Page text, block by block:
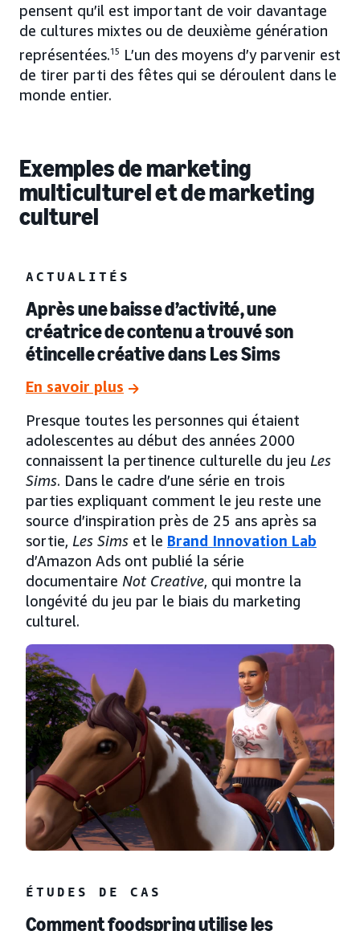
pensent qu’il est important de voir davantage
de cultures mixtes ou de deuxième génération
représentées.15
L’un des moyens d’y parvenir est
de tirer parti des fêtes qui se déroulent dans le
monde entier.
Exemples de marketing
multiculturel et de marketing
culturel
ACTUALITÉS
Après une baisse d’activité, une
créatrice de contenu a trouvé son
étincelle créative dans Les Sims
En savoir plus
Presque toutes les personnes qui étaient
adolescentes au début des années 2000
connaissent la pertinence culturelle du jeu Les
Sims. Dans le cadre d’une série en trois
parties expliquant comment le jeu reste une
source d’inspiration près de 25 ans après sa
sortie, Les Sims et le Brand Innovation Lab
d’Amazon Ads ont publié la série
documentaire Not Creative, qui montre la
longévité du jeu par le biais du marketing
culturel.
ÉTUDES DE CAS
Comment foodspring utilise les